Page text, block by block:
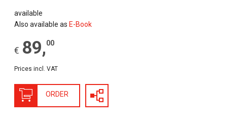
History
Law
available
Also available as E-Book
€ 89,00
Prices incl. VAT
ORDER